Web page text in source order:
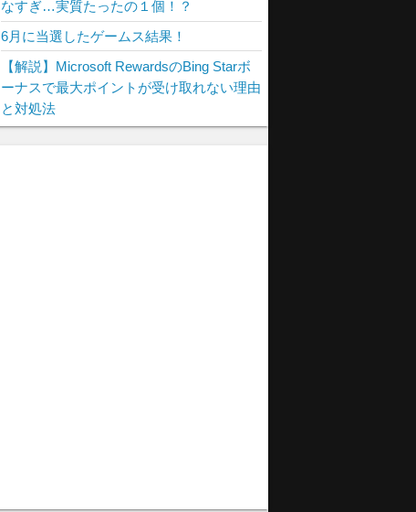
なすぎ…実質たったの１個！？
6月に当選したゲームス結果！
【解説】Microsoft RewardsのBing Starボ
ーナスで最大ポイントが受け取れない理由
と対処法